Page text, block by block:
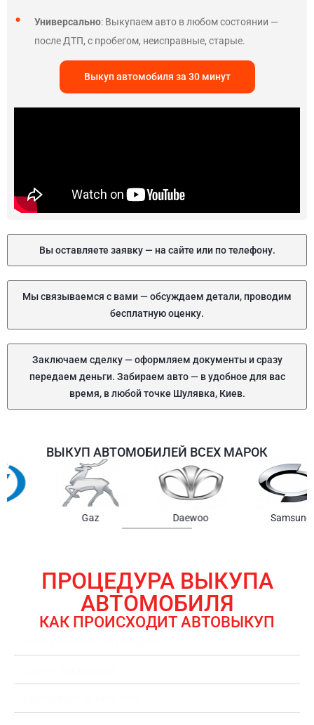
Универсально: Выкупаем авто в любом состоянии —
после ДТП, с пробегом, неисправные, старые.
Выкуп автомобиля за 30 минут
Вы оставляете заявку — на сайте или по телефону.
Мы связываемся с вами — обсуждаем детали, проводим
бесплатную оценку.
Заключаем сделку — оформляем документы и сразу
передаем деньги. Забираем авто — в удобное для вас
время, в любой точке Шулявка, Киев.
ВЫКУП АВТОМОБИЛЕЙ ВСЕХ МАРОК
Chrysler
ПРОЦЕДУРА ВЫКУПА
АВТОМОБИЛЯ
КАК ПРОИСХОДИТ АВТОВЫКУП